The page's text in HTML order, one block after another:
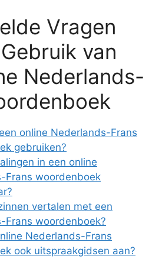
Vragen
van
Nederlands-
online Nederlands-Frans
gebruiken?
in een online
Frans woordenboek
vertalen met een
Frans woordenboek?
Nederlands-Frans
ook uitspraakgidsen aan?